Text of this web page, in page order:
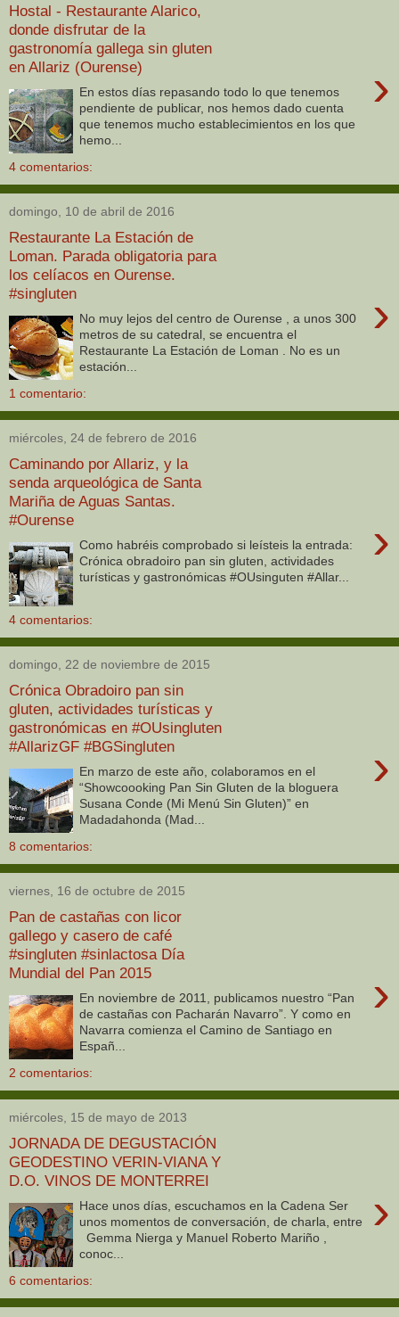
Hostal - Restaurante Alarico,
donde disfrutar de la
gastronomía gallega sin gluten
en Allariz (Ourense)
›
En estos días repasando todo lo que tenemos
pendiente de publicar, nos hemos dado cuenta
que tenemos mucho establecimientos en los que
hemo...
4 comentarios:
domingo, 10 de abril de 2016
Restaurante La Estación de
Loman. Parada obligatoria para
los celíacos en Ourense.
#singluten
›
No muy lejos del centro de Ourense , a unos 300
metros de su catedral, se encuentra el
Restaurante La Estación de Loman . No es un
estación...
1 comentario:
miércoles, 24 de febrero de 2016
Caminando por Allariz, y la
senda arqueológica de Santa
Mariña de Aguas Santas.
#Ourense
›
Como habréis comprobado si leísteis la entrada:
Crónica obradoiro pan sin gluten, actividades
turísticas y gastronómicas #OUsinguten #Allar...
4 comentarios:
domingo, 22 de noviembre de 2015
Crónica Obradoiro pan sin
gluten, actividades turísticas y
gastronómicas en #OUsingluten
#AllarizGF #BGSingluten
›
En marzo de este año, colaboramos en el
“Showcoooking Pan Sin Gluten de la bloguera
Susana Conde (Mi Menú Sin Gluten)” en
Madadahonda (Mad...
8 comentarios:
viernes, 16 de octubre de 2015
Pan de castañas con licor
gallego y casero de café
#singluten #sinlactosa Día
Mundial del Pan 2015
›
En noviembre de 2011, publicamos nuestro “Pan
de castañas con Pacharán Navarro”. Y como en
Navarra comienza el Camino de Santiago en
Españ...
2 comentarios:
miércoles, 15 de mayo de 2013
JORNADA DE DEGUSTACIÓN
GEODESTINO VERIN-VIANA Y
D.O. VINOS DE MONTERREI
›
Hace unos días, escuchamos en la Cadena Ser
unos momentos de conversación, de charla, entre
Gemma Nierga y Manuel Roberto Mariño ,
conoc...
6 comentarios: